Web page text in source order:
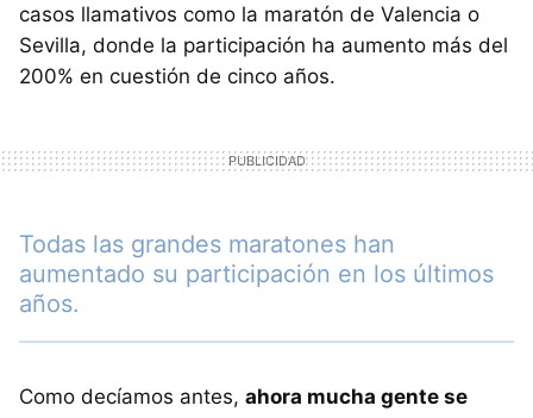
casos llamativos como la maratón de Valencia o
Sevilla, donde la participación ha aumento más del
200% en cuestión de cinco años.
Todas las grandes maratones han
aumentado su participación en los últimos
años.
Como decíamos antes, ahora mucha gente se